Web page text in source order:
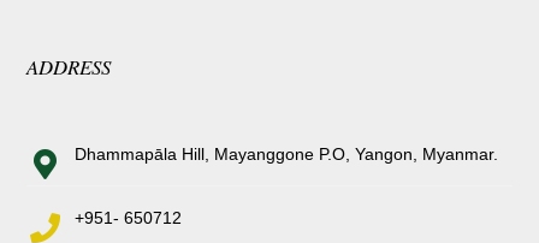
ADDRESS
Dhammapāla Hill, Mayanggone P.O, Yangon, Myanmar.
+951- 650712